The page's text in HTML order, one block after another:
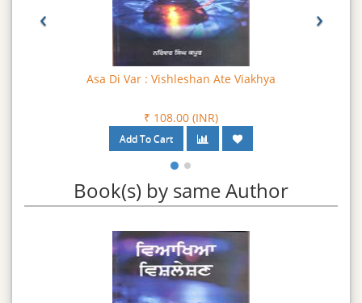
Asa Di Var : Vishleshan Ate Viakhya
₹ 108.00 (INR)
‹ ›
Book(s) by same Author